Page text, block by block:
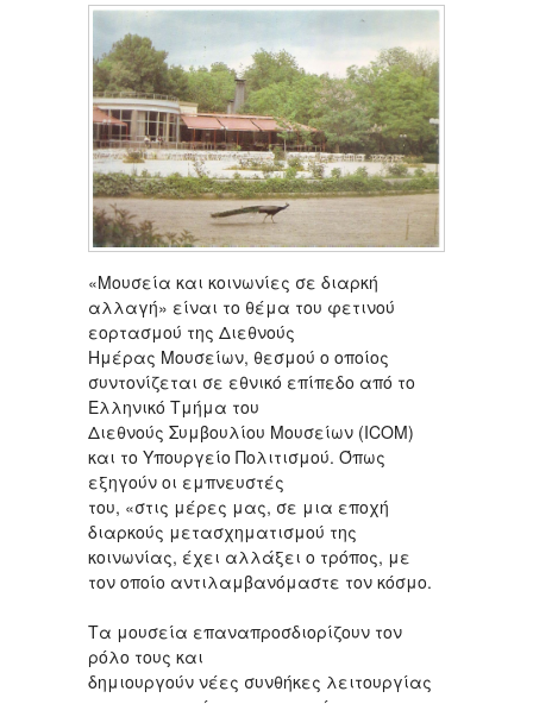
«Μουσεία και κοινωνίες σε διαρκή
αλλαγή» είναι το θέμα του φετινού
εορτασμού της Διεθνούς
Ημέρας Μουσείων, θεσμού ο οποίος
συντονίζεται σε εθνικό επίπεδο από το
Ελληνικό Τμήμα του
Διεθνούς Συμβουλίου Μουσείων (ICOM)
και το Υπουργείο Πολιτισμού. Όπως
εξηγούν οι εμπνευστές
του, «στις μέρες μας, σε μια εποχή
διαρκούς μετασχηματισμού της
κοινωνίας, έχει αλλάξει ο τρόπος, με
τον οποίο αντιλαμβανόμαστε τον κόσμο.
Τα μουσεία επαναπροσδιορίζουν τον
ρόλο τους και
δημιουργούν νέες συνθήκες λειτουργίας